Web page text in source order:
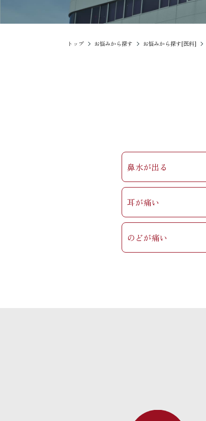
トップ お悩みから探す お悩みから探す[医科]
鼻水が出る
耳が痛い
のどが痛い